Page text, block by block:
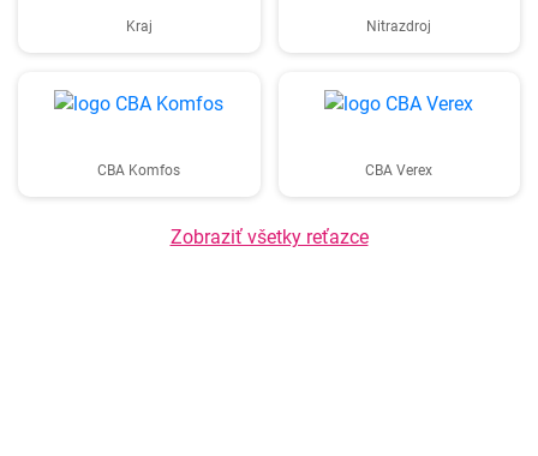
Kraj Nitrazdroj
CBA Komfos CBA Verex
Zobraziť všetky reťazce